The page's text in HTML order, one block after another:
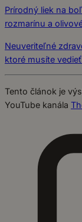
Prírodný liek na
rozmarínu a
Neuveriteľné
ktoré musíte
Tento článok je
YouTube kanála